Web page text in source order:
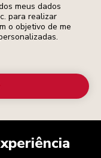
meus dados
para realizar
o objetivo de me